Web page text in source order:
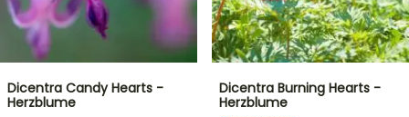
Dicentra Candy Hearts -
Herzblume
Dicentra Burning Hearts -
Herzblume